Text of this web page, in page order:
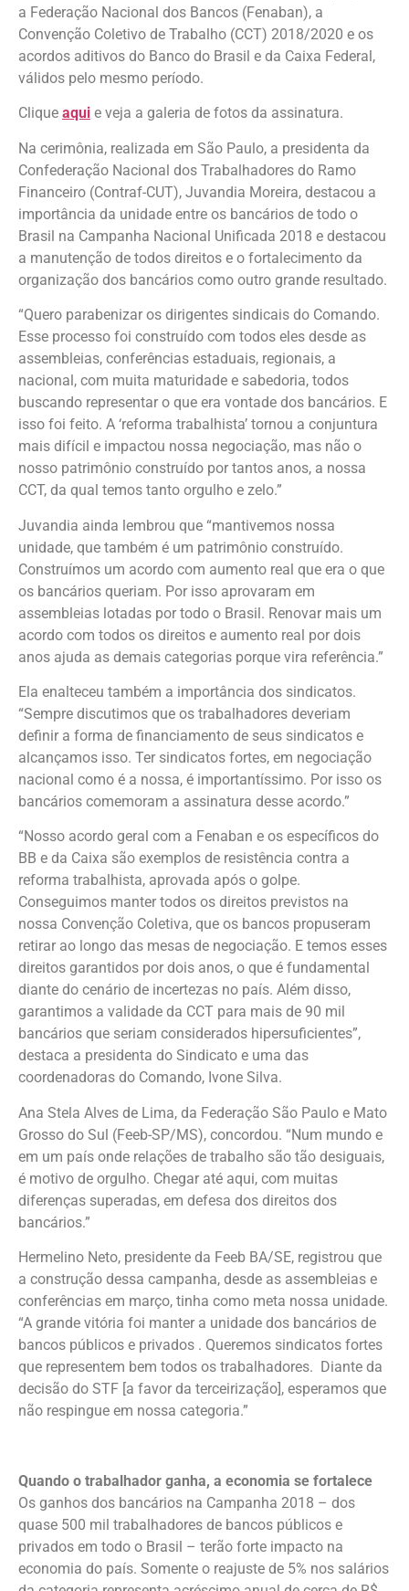
a Federação Nacional dos Bancos (Fenaban), a
Convenção Coletivo de Trabalho (CCT) 2018/2020 e os
acordos aditivos do Banco do Brasil e da Caixa Federal,
válidos pelo mesmo período.
Clique aqui e veja a galeria de fotos da assinatura.
Na cerimônia, realizada em São Paulo, a presidenta da
Confederação Nacional dos Trabalhadores do Ramo
Financeiro (Contraf-CUT), Juvandia Moreira, destacou a
importância da unidade entre os bancários de todo o
Brasil na Campanha Nacional Unificada 2018 e destacou
a manutenção de todos direitos e o fortalecimento da
organização dos bancários como outro grande resultado.
“Quero parabenizar os dirigentes sindicais do Comando.
Esse processo foi construído com todos eles desde as
assembleias, conferências estaduais, regionais, a
nacional, com muita maturidade e sabedoria, todos
buscando representar o que era vontade dos bancários. E
isso foi feito. A ‘reforma trabalhista’ tornou a conjuntura
mais difícil e impactou nossa negociação, mas não o
nosso patrimônio construído por tantos anos, a nossa
CCT, da qual temos tanto orgulho e zelo.”
Juvandia ainda lembrou que “mantivemos nossa
unidade, que também é um patrimônio construído.
Construímos um acordo com aumento real que era o que
os bancários queriam. Por isso aprovaram em
assembleias lotadas por todo o Brasil. Renovar mais um
acordo com todos os direitos e aumento real por dois
anos ajuda as demais categorias porque vira referência.”
Ela enalteceu também a importância dos sindicatos.
“Sempre discutimos que os trabalhadores deveriam
definir a forma de financiamento de seus sindicatos e
alcançamos isso. Ter sindicatos fortes, em negociação
nacional como é a nossa, é importantíssimo. Por isso os
bancários comemoram a assinatura desse acordo.”
“Nosso acordo geral com a Fenaban e os específicos do
BB e da Caixa são exemplos de resistência contra a
reforma trabalhista, aprovada após o golpe.
Conseguimos manter todos os direitos previstos na
nossa Convenção Coletiva, que os bancos propuseram
retirar ao longo das mesas de negociação. E temos esses
direitos garantidos por dois anos, o que é fundamental
diante do cenário de incertezas no país. Além disso,
garantimos a validade da CCT para mais de 90 mil
bancários que seriam considerados hipersuficientes”,
destaca a presidenta do Sindicato e uma das
coordenadoras do Comando, Ivone Silva.
Ana Stela Alves de Lima, da Federação São Paulo e Mato
Grosso do Sul (Feeb-SP/MS), concordou. “Num mundo e
em um país onde relações de trabalho são tão desiguais,
é motivo de orgulho. Chegar até aqui, com muitas
diferenças superadas, em defesa dos direitos dos
bancários.”
Hermelino Neto, presidente da Feeb BA/SE, registrou que
a construção dessa campanha, desde as assembleias e
conferências em março, tinha como meta nossa unidade.
“A grande vitória foi manter a unidade dos bancários de
bancos públicos e privados . Queremos sindicatos fortes
que representem bem todos os trabalhadores. Diante da
decisão do STF [a favor da terceirização], esperamos que
não respingue em nossa categoria.”
Quando o trabalhador ganha, a economia se fortalece
Os ganhos dos bancários na Campanha 2018 – dos
quase 500 mil trabalhadores de bancos públicos e
privados em todo o Brasil – terão forte impacto na
economia do país. Somente o reajuste de 5% nos salários